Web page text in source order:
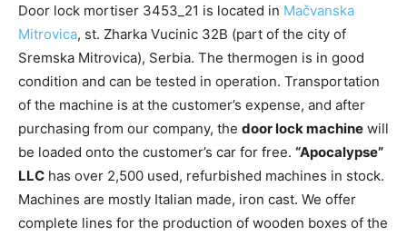
Door lock mortiser 3453_21 is located in Mačvanska
Mitrovica, st. Zharka Vucinic 32B (part of the city of
Sremska Mitrovica), Serbia. The thermogen is in good
condition and can be tested in operation. Transportation
of the machine is at the customer’s expense, and after
purchasing from our company, the door lock machine will
be loaded onto the customer’s car for free. “Apocalypse”
LLC has over 2,500 used, refurbished machines in stock.
Machines are mostly Italian made, iron cast. We offer
complete lines for the production of wooden boxes of the